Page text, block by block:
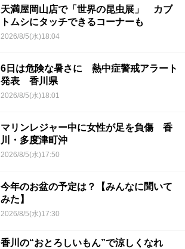
天満屋岡山店で「世界の昆虫展」 カブ
トムシにタッチできるコーナーも
2026/8/5(水)18:04
6日は危険な暑さに 熱中症警戒アラート
発表 香川県
2026/8/5(水)18:01
マリンレジャー中に女性が足を負傷 香
川・多度津町沖
2026/8/5(水)17:50
今年のお盆の予定は？【みんなに聞いて
みた】
2026/8/5(水)17:30
香川の“おとろしいもん”で涼しくなれ